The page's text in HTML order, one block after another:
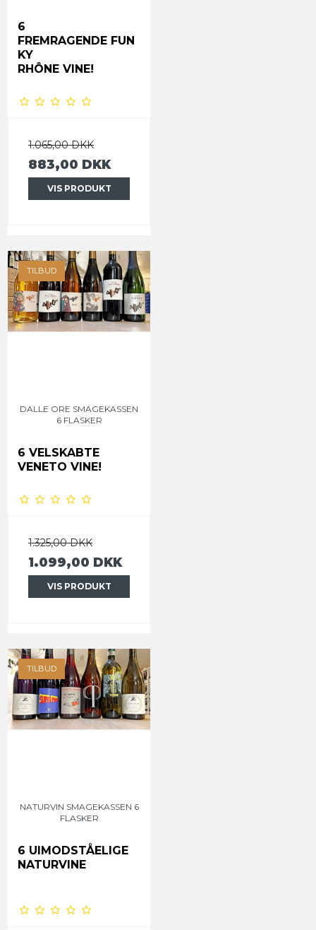
6
FREMRAGENDE FUN
KY
RHÔNE VINE!
1.065,00 DKK
883,00 DKK
VIS PRODUKT
TILBUD
DALLE ORE SMAGEKASSEN
6 FLASKER
6 VELSKABTE
VENETO VINE!
1.325,00 DKK
1.099,00 DKK
VIS PRODUKT
TILBUD
NATURVIN SMAGEKASSEN 6
FLASKER
6 UIMODSTÅELIGE
NATURVINE